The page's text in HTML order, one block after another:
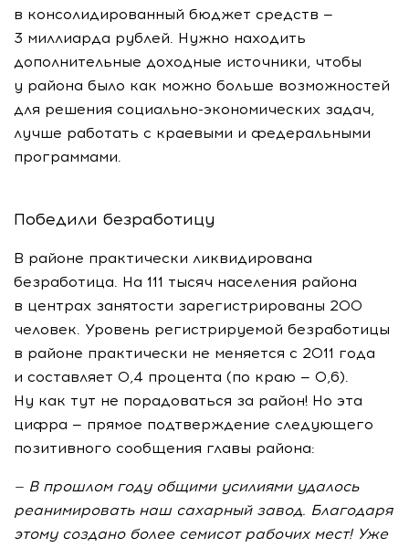
в консолидированный бюджет средств —
3 миллиарда рублей. Нужно находить
дополнительные доходные источники, чтобы
у района было как можно больше возможностей
для решения социально-экономических задач,
лучше работать с краевыми и федеральными
программами.
Победили безработицу
В районе практически ликвидирована
безработица. На 111 тысяч населения района
в центрах занятости зарегистрированы 200
человек. Уровень регистрируемой безработицы
в районе практически не меняется с 2011 года
и составляет 0,4 процента (по краю — 0,6).
Ну как тут не порадоваться за район! Но эта
цифра — прямое подтверждение следующего
позитивного сообщения главы района:
— В прошлом году общими усилиями удалось
реанимировать наш сахарный завод. Благодаря
этому создано более семисот рабочих мест! Уже